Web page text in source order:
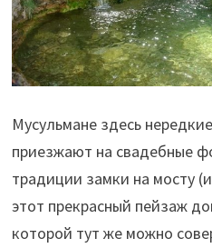
Мусульмане здесь
приезжают на свадебные
традиции замки на мосту
этот прекрасный пейзаж
которой тут же можно